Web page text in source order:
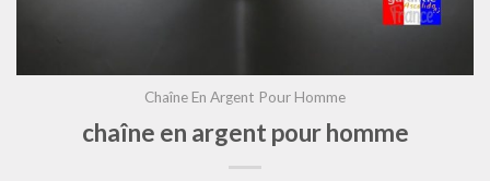
Chaîne En Argent Pour Homme
chaîne en argent pour homme